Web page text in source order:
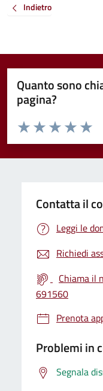
Indietro
Quanto sono
pagina?
Valuta da 1 a 5 stelle la
Valuta 4
Valuta 3
Valuta 2 stelle
Valuta 1 stelle su 5
Contatta il
Leggi le
Richiedi
Chiama il
691560
Prenota
Problemi in
Segnala